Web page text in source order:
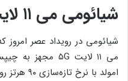
شیائومی می ۱۱ لایت ۵G معرفی شد
شیائومی در رویداد عصر امروز
امولد با نرخ تازه‌سازی ۹۰ هرتز رونمایی کرد.